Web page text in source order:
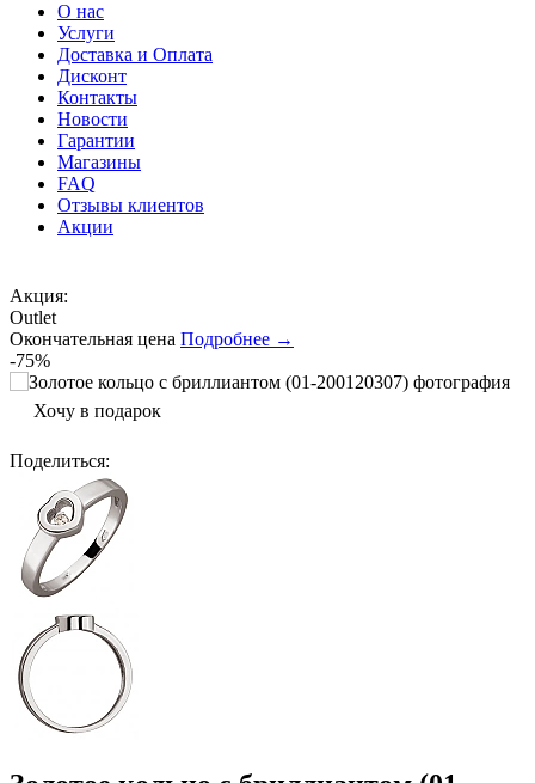
О нас
Услуги
Доставка и Оплата
Дисконт
Контакты
Новости
Гарантии
Магазины
FAQ
Отзывы клиентов
Акции
Акция:
Outlet
Окончательная цена Подробнее →
-75%
Хочу в подарок
Поделиться: